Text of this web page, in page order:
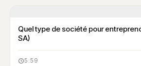
Quel type de société pour
SA)
5:59